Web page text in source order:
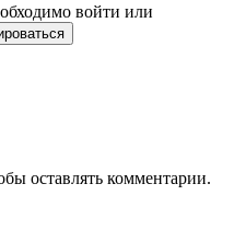
войти или
оставлять комментарии.